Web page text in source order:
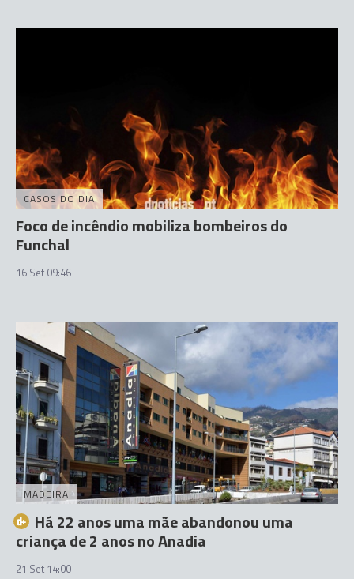
CASOS DO DIA
Foco de incêndio mobiliza bombeiros do
Funchal
16 Set 09:46
MADEIRA
Há 22 anos uma mãe abandonou uma
criança de 2 anos no Anadia
21 Set 14:00